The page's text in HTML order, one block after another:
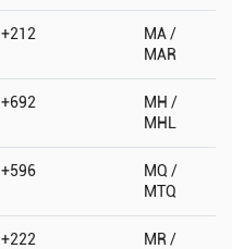
+212
MA /
MAR
+692
MH /
MHL
+596
MQ /
MTQ
+222
MR /